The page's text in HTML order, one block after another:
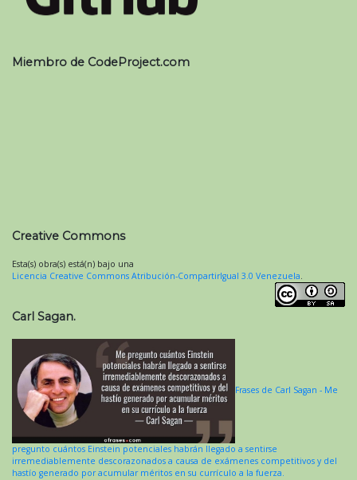
Miembro de CodeProject.com
Creative Commons
Esta(s) obra(s) está(n) bajo una
Licencia Creative Commons Atribución-CompartirIgual 3.0 Venezuela
Carl Sagan.
Frases de Carl Sagan - Me
pregunto cuántos Einstein potenciales habrán llegado a sentirse
irremediablemente descorazonados a causa de exámenes competitivos y del
hastío generado por acumular méritos en su currículo a la fuerza.